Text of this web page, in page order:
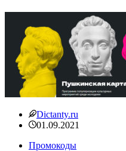
Dictanty.ru
01.09.2021
Промокоды